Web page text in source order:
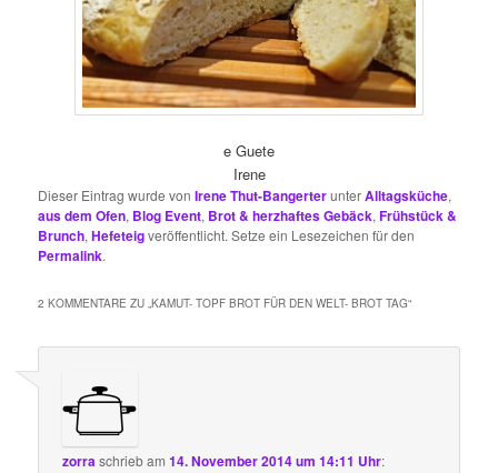
e Guete
Irene
Dieser Eintrag wurde vonIrene Thut-BangerterunterAlltagsküche,
aus dem Ofen, Blog Event, Brot & herzhaftes Gebäck,Frühstück &
Brunch,Hefeteigveröffentlicht. Setze ein Lesezeichen für den
Permalink.
2 KOMMENTARE ZU „KAMUT- TOPF BROT FÜR DEN WELT- BROT TAG“
zorraschriebam14. November 2014 um 14:11 Uhr: